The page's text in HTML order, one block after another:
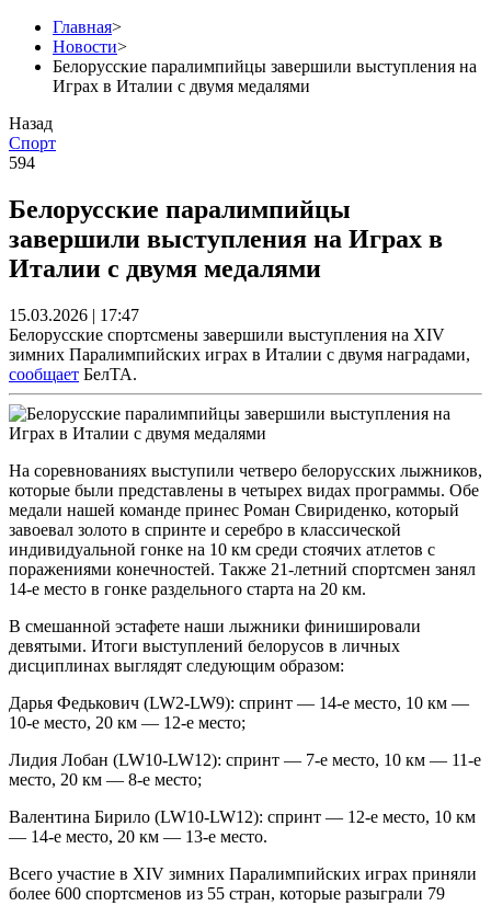
Главная>
Новости>
Белорусские паралимпийцы завершили выступления на
Играх в Италии с двумя медалями
Назад
Спорт
594
Белорусские паралимпийцы
завершили выступления на Играх в
Италии с двумя медалями
15.03.2026 | 17:47
Белорусские спортсмены завершили выступления на XIV
зимних Паралимпийских играх в Италии с двумя наградами,
сообщает БелТА.
На соревнованиях выступили четверо белорусских лыжников,
которые были представлены в четырех видах программы. Обе
медали нашей команде принес Роман Свириденко, который
завоевал золото в спринте и серебро в классической
индивидуальной гонке на 10 км среди стоячих атлетов с
поражениями конечностей. Также 21-летний спортсмен занял
14-е место в гонке раздельного старта на 20 км.
В смешанной эстафете наши лыжники финишировали
девятыми. Итоги выступлений белорусов в личных
дисциплинах выглядят следующим образом:
Дарья Федькович (LW2-LW9): спринт — 14-е место, 10 км —
10-е место, 20 км — 12-е место;
Лидия Лобан (LW10-LW12): спринт — 7-е место, 10 км — 11-е
место, 20 км — 8-е место;
Валентина Бирило (LW10-LW12): спринт — 12-е место, 10 км
— 14-е место, 20 км — 13-е место.
Всего участие в XIV зимних Паралимпийских играх приняли
более 600 спортсменов из 55 стран, которые разыграли 79